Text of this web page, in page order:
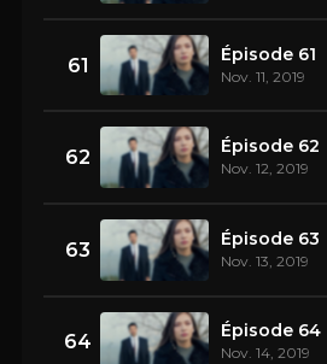
61 Épisode 61
Nov. 11, 2019
62 Épisode 62
Nov. 12, 2019
63 Épisode 63
Nov. 13, 2019
64 Épisode 64
Nov. 14, 2019